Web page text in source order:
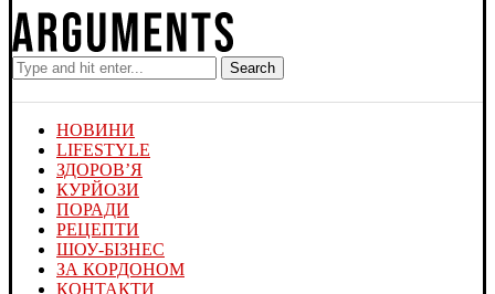
Search
НОВИНИ
LIFESTYLE
ЗДОРОВ’Я
КУРЙОЗИ
ПОРАДИ
РЕЦЕПТИ
ШОУ-БІЗНЕС
ЗА КОРДОНОМ
КОНТАКТИ